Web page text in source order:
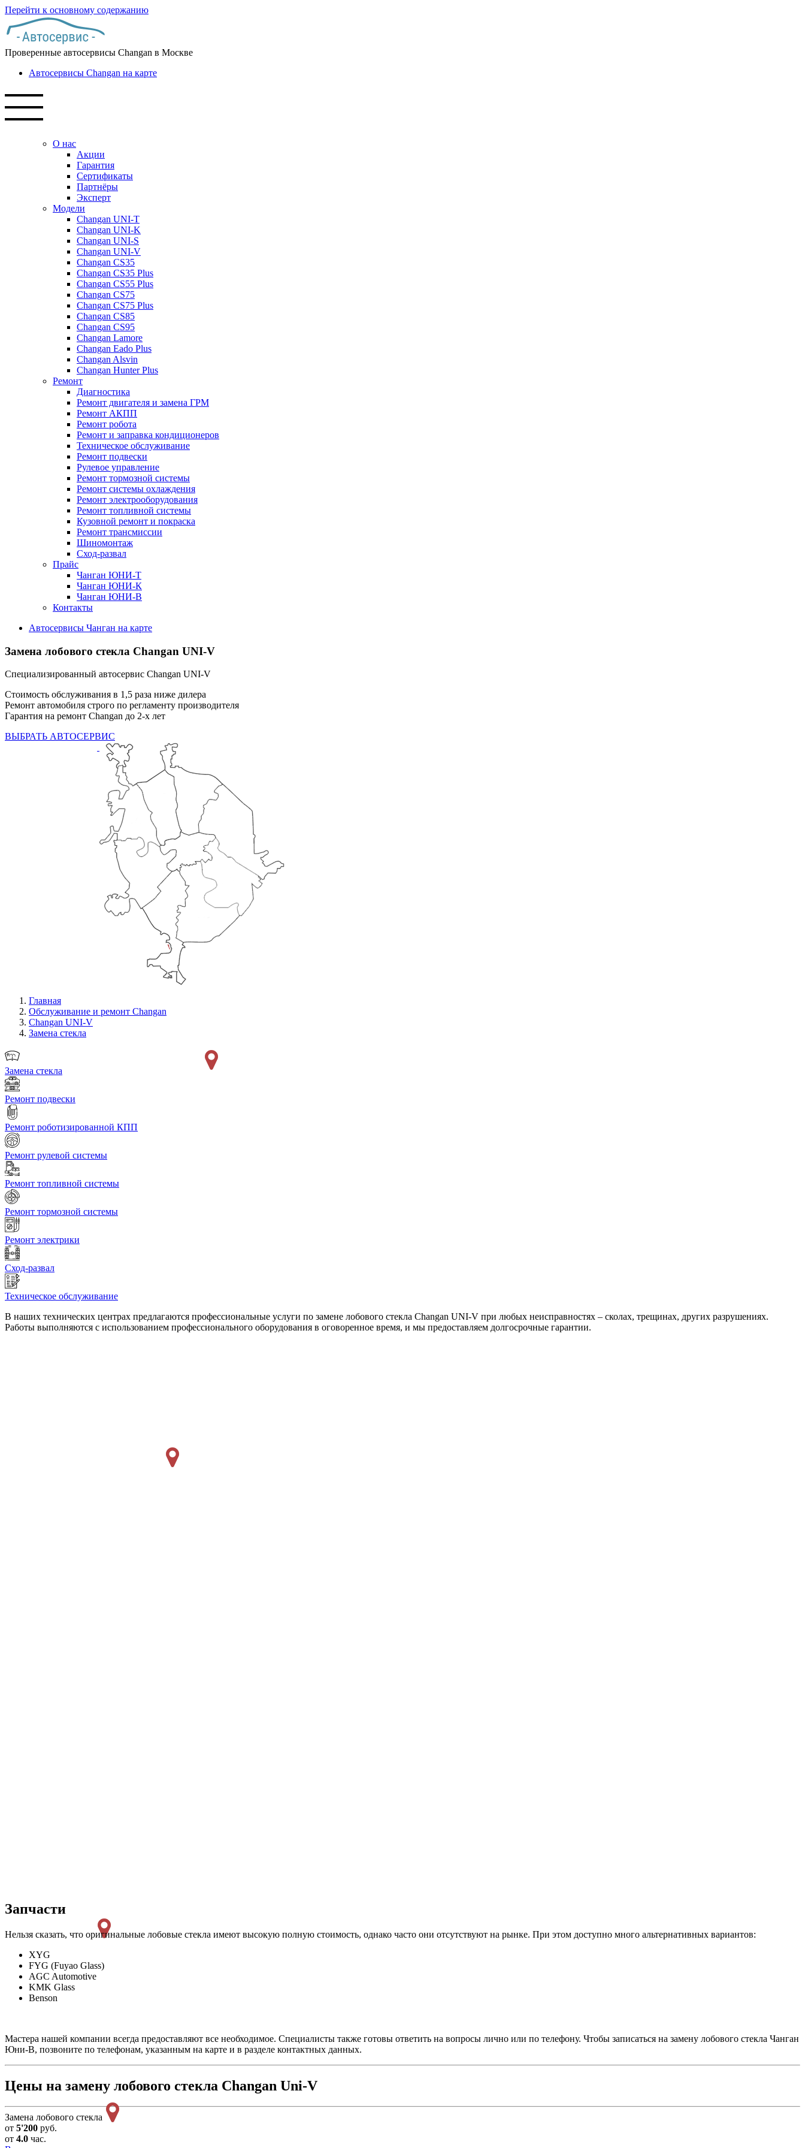
Перейти к основному содержанию
Проверенные автосервисы Changan в Москве
Автосервисы Changan на карте
О нас
Акции
Гарантия
Сертификаты
Партнёры
Эксперт
Модели
Changan UNI-T
Changan UNI-K
Changan UNI-S
Changan UNI-V
Changan CS35
Changan CS35 Plus
Changan CS55 Plus
Changan CS75
Changan CS75 Plus
Changan CS85
Changan CS95
Changan Lamore
Changan Eado Plus
Changan Alsvin
Changan Hunter Plus
Ремонт
Диагностика
Ремонт двигателя и замена ГРМ
Ремонт АКПП
Ремонт робота
Ремонт и заправка кондиционеров
Техническое обслуживание
Ремонт подвески
Рулевое управление
Ремонт тормозной системы
Ремонт системы охлаждения
Ремонт электрооборудования
Ремонт топливной системы
Кузовной ремонт и покраска
Ремонт трансмиссии
Шиномонтаж
Сход-развал
Прайс
Чанган ЮНИ-Т
Чанган ЮНИ-К
Чанган ЮНИ-В
Контакты
Автосервисы Чанган на карте
Замена лобового стекла Changan UNI-V
Специализированный автосервис Changan UNI-V
Стоимость обслуживания в 1,5 раза ниже дилера
Ремонт автомобиля строго по регламенту производителя
Гарантия на ремонт Changan до 2-х лет
ВЫБРАТЬ АВТОСЕРВИС
Главная
Обслуживание и ремонт Changan
Changan UNI-V
Замена стекла
Замена стекла
Ремонт подвески
Ремонт роботизированной КПП
Ремонт рулевой системы
Ремонт топливной системы
Ремонт тормозной системы
Ремонт электрики
Сход-развал
Техническое обслуживание
В наших технических центрах предлагаются профессиональные услуги по замене лобового стекла Changan UNI-V при любых неисправностях – сколах, трещинах, других разрушениях.
Работы выполняются с использованием профессионального оборудования в оговоренное время, и мы предоставляем долгосрочные гарантии.
Запчасти
Нельзя сказать, что оригинальные лобовые стекла имеют высокую полную стоимость, однако часто они отсутствуют на рынке. При этом доступно много альтернативных вариантов:
XYG
FYG (Fuyao Glass)
AGC Automotive
KMK Glass
Benson
Мастера нашей компании всегда предоставляют все необходимое. Специалисты также готовы ответить на вопросы лично или по телефону. Чтобы записаться на замену лобового стекла Чанган
Юни-В, позвоните по телефонам, указанным на карте и в разделе контактных данных.
Цены на замену лобового стекла Changan Uni-V
Замена лобового стекла
от 5'200 руб.
от 4.0 час.